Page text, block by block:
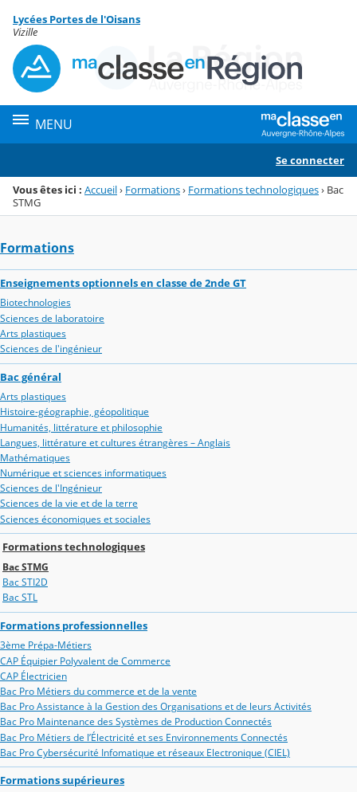
Menu de la rubrique
Contenu
Lycées Portes de l'Oisans
Vizille
MENU
Se connecter
Vous êtes ici : Accueil› Formations› Formations technologiques› Bac
STMG
Formations
Enseignements optionnels en classe de 2nde GT
Biotechnologies
Sciences de laboratoire
Arts plastiques
Sciences de l'ingénieur
Bac général
Arts plastiques
Histoire-géographie, géopolitique
Humanités, littérature et philosophie
Langues, littérature et cultures étrangères – Anglais
Mathématiques
Numérique et sciences informatiques
Sciences de l'Ingénieur
Sciences de la vie et de la terre
Sciences économiques et sociales
Formations technologiques
Bac STMG
Bac STI2D
Bac STL
Formations professionnelles
3ème Prépa-Métiers
CAP Équipier Polyvalent de Commerce
CAP Électricien
Bac Pro Métiers du commerce et de la vente
Bac Pro Assistance à la Gestion des Organisations et de leurs Activités
Bac Pro Maintenance des Systèmes de Production Connectés
Bac Pro Métiers de l’Électricité et ses Environnements Connectés
Bac Pro Cybersécurité Infomatique et réseaux Electronique (CIEL)
Formations supérieures